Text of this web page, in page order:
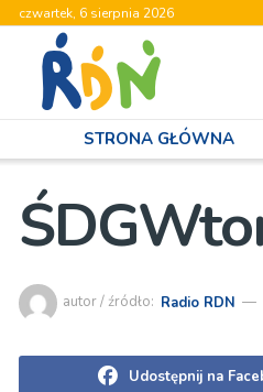
czwartek, 6 sierpnia 2026
STRONA GŁÓWNA
autor / źródło: Radio RDN
Udostępnij na